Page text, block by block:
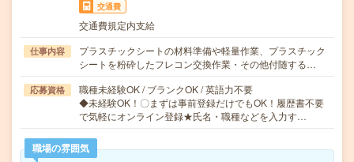
交通費
交通費規定内支給
仕事内容
プラスチックシートの材料準備や軽量作業、プラスチック
シートを粉砕したフレコン交換作業・その他付随する…
応募資格
職種未経験OK / ブランクOK / 英語力不要
◆未経験OK！〇まずは事前登録だけでもOK！履歴書不要
で気軽にオンライン登録★氏名・職種などを入力す…
職場の雰囲気